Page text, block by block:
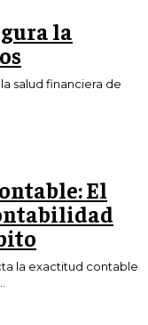
la
salud financiera de
El
la exactitud contable